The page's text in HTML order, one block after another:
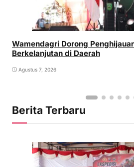
Wamendagri Dorong
Berkelanjutan di Daerah
Agustus 7, 2026
Berita Terbaru